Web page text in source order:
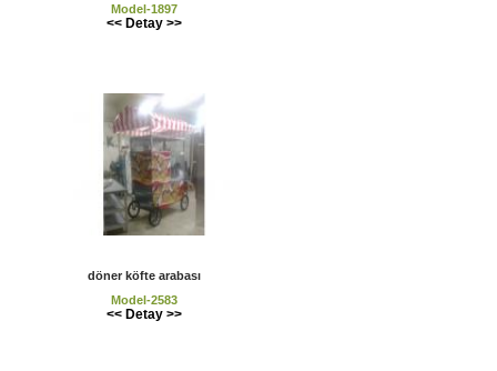
Model-1897
<< Detay >>
döner köfte arabası
Model-2583
<< Detay >>